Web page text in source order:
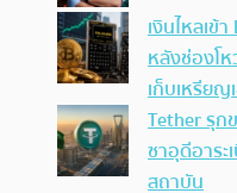
เงินไหลเข้
หลังช่องโ
เก็บเหรียญ
Tether รุก
ซาอุดีอาระ
สถาบัน